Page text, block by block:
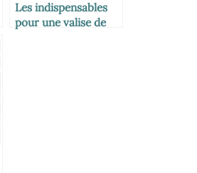
Les indispensables
pour une valise de